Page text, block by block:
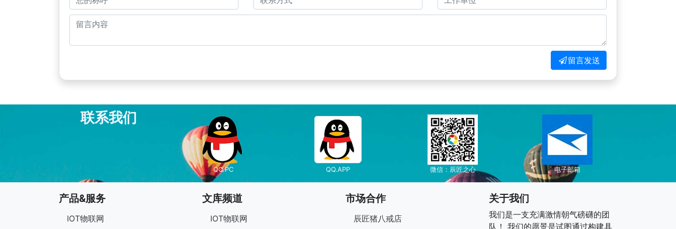
留言发送
联系我们
QQ.PC QQ.APP 微信：辰匠之心 电子邮箱
产品&服务
IOT物联网
文库频道
IOT物联网
市场合作
辰匠猪八戒店
关于我们
我们是一支充满激情朝气磅礴的团
队！ 我们的愿景是试图通过构建具